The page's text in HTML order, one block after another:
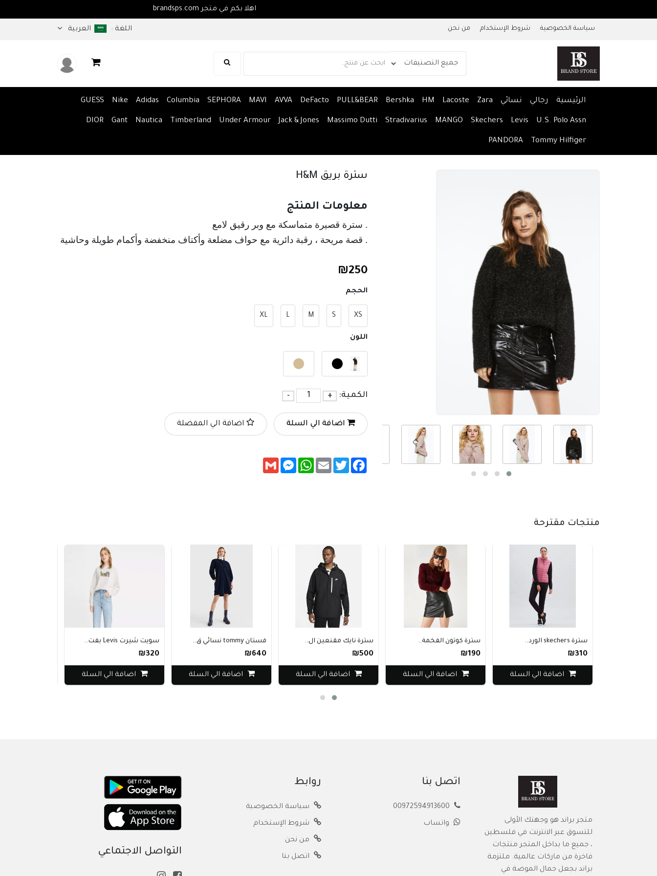
اهلا بكم في متجر brandsps.com
سياسة الخصوصية شروط الإستخدام من نحن اللغة : العربية
الرئيسية رجالي نسائي Zara
Lacoste
HM
Bershka
PULL&BEAR
DeFacto
AVVA
MAVI
SEPHORA
Columbia
Adidas
Nike
GUESS
U.S. Polo Assn
Levis
Skechers
MANGO
Stradivarius
Massimo Dutti
Jack & Jones
Under Armour
Timberland
Nautica
Gant
DIOR
Tommy Hilfiger
PANDORA
سترة بريق H&M
معلومات المنتج
. سترة قصيرة متماسكة مع وبر رقيق لامع
. قصة مريحة ، رقبة دائرية مع حواف مضلعة وأكتاف منخفضة وأكمام طويلة وحاشية مستقيمة.
₪250
الحجم
XS
S
M
L
XL
اللون
الكمية: +
-
اضافة الي السلة اضافة الي المفضلة
Facebook
Twitter
Email
WhatsApp
Messenger
Gmail
منتجات مقترحة
سترة skechers الورد..
₪310
اضافة الي السلة
سترة كوتون الفخمة..
₪190
اضافة الي السلة
سترة نايك مقنعين ال..
₪500
اضافة الي السلة
فستان tommy نسائي ق..
₪640
اضافة الي السلة
سويت شيرت Levis بفت..
₪320
اضافة الي السلة
متجر براند هو وجهتك الأولى
للتسوق عبر الانترنت في فلسطين
، جميع ما بداخل المتجر منتجات
فاخرة من ماركات عالمية. ملتزمة
براند بجعل جمال الموضة في
اتصل بنا
واتساب
روابط
سياسة الخصوصية
شروط الإستخدام
من نحن
اتصل بنا التواصل الاجتماعي